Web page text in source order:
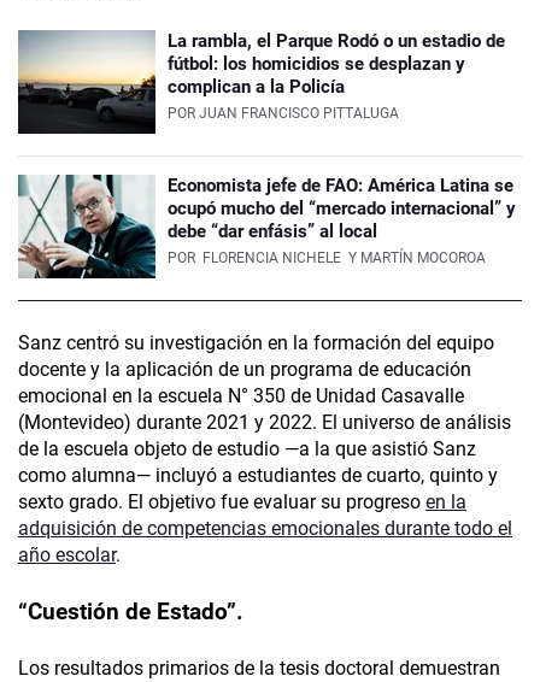
La rambla, el Parque Rodó o un estadio de
fútbol: los homicidios se desplazan y
complican a la Policía
POR JUAN FRANCISCO PITTALUGA
Economista jefe de FAO: América Latina se
ocupó mucho del “mercado internacional” y
debe “dar enfásis” al local
POR FLORENCIA NICHELE Y MARTÍN MOCOROA
Sanz centró su investigación en la formación del equipo
docente y la aplicación de un programa de educación
emocional en la escuela N° 350 de Unidad Casavalle
(Montevideo) durante 2021 y 2022. El universo de análisis
de la escuela objeto de estudio —a la que asistió Sanz
como alumna— incluyó a estudiantes de cuarto, quinto y
sexto grado. El objetivo fue evaluar su progreso en la
adquisición de competencias emocionales durante todo el
año escolar.
“Cuestión de Estado”.
Los resultados primarios de la tesis doctoral demuestran